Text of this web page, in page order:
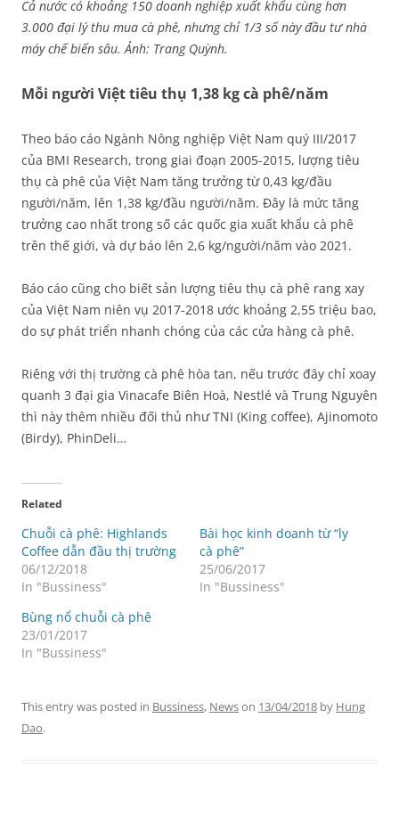
Cả nước có khoảng 150 doanh nghiệp xuất khẩu cùng hơn
3.000 đại lý thu mua cà phê, nhưng chỉ 1/3 số này đầu tư nhà
máy chế biến sâu. Ảnh: Trang Quỳnh.
Mỗi người Việt tiêu thụ 1,38 kg cà phê/năm
Theo báo cáo Ngành Nông nghiệp Việt Nam quý III/2017
của BMI Research, trong giai đoạn 2005-2015, lượng tiêu
thụ cà phê của Việt Nam tăng trưởng từ 0,43 kg/đầu
người/năm, lên 1,38 kg/đầu người/năm. Đây là mức tăng
trưởng cao nhất trong số các quốc gia xuất khẩu cà phê
trên thế giới, và dự báo lên 2,6 kg/người/năm vào 2021.
Báo cáo cũng cho biết sản lượng tiêu thụ cà phê rang xay
của Việt Nam niên vụ 2017-2018 ước khoảng 2,55 triệu bao,
do sự phát triển nhanh chóng của các cửa hàng cà phê.
Riêng với thị trường cà phê hòa tan, nếu trước đây chỉ xoay
quanh 3 đại gia Vinacafe Biên Hoà, Nestlé và Trung Nguyên
thì này thêm nhiều đối thủ như TNI (King coffee), Ajinomoto
(Birdy), PhinDeli…
Related
Chuỗi cà phê: Highlands
Coffee dẫn đầu thị trường
06/12/2018
In "Bussiness"
Bài học kinh doanh từ “ly
cà phê”
25/06/2017
In "Bussiness"
Bùng nổ chuỗi cà phê
23/01/2017
In "Bussiness"
This entry was posted in Bussiness, Newson 13/04/2018 by Hung
Dao.